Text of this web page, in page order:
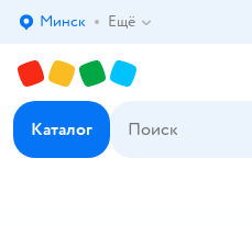
Выбор адреса доставки.
Минск Ещё
Каталог